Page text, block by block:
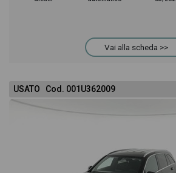
Vai alla scheda >>
USATO Cod. 001U362009